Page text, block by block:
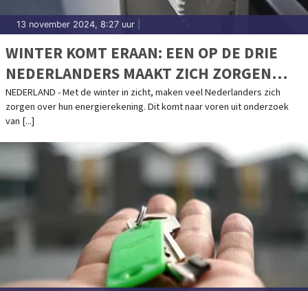
13 november 2024, 8:27 uur
WINTER KOMT ERAAN: EEN OP DE DRIE
NEDERLANDERS MAAKT ZICH ZORGEN
OVER ENERGIEREKENING
NEDERLAND - Met de winter in zicht, maken veel Nederlanders zich
zorgen over hun energierekening. Dit komt naar voren uit onderzoek
van [...]